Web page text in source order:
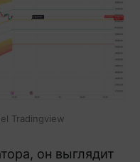
Tradingview
он выглядит